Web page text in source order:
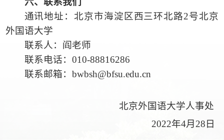
通讯地址：北京市海淀区西三环北路2号北京
外国语大学
联系人：阎老师
联系电话： 010-88816286
联系邮箱： bwbsh@bfsu.edu.cn
北京外国语大学人事处
2022年4月28日